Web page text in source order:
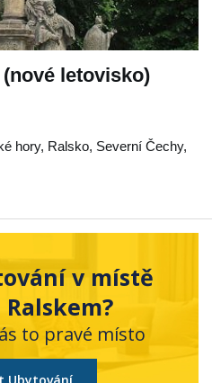
letovisko)
hory, Ralsko, Severní Čechy,
v místě
to pravé místo